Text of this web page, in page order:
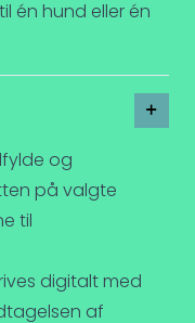
én hund eller én
og
på valgte
til
digitalt med
af